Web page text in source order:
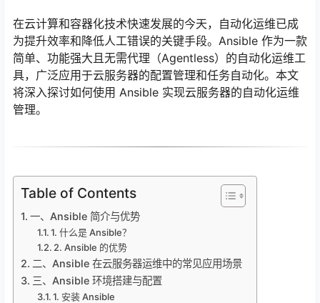
在云计算和容器化技术快速发展的今天，自动化运维已成
为提升效率和降低人工错误的关键手段。Ansible 作为一款
简单、功能强大且无需代理（Agentless）的自动化运维工
具，广泛应用于云服务器的配置管理和任务自动化。本文
将深入探讨如何使用 Ansible 实现云服务器的自动化运维
管理。
Table of Contents
一、Ansible 简介与优势
1. 什么是 Ansible？
2. Ansible 的优势
二、Ansible 在云服务器运维中的常见应用场景
三、Ansible 环境搭建与配置
1. 安装 Ansible